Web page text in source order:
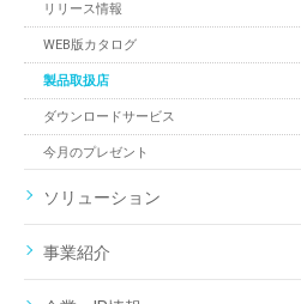
リリース情報
WEB版カタログ
製品取扱店
ダウンロードサービス
今月のプレゼント
ソリューション
事業紹介